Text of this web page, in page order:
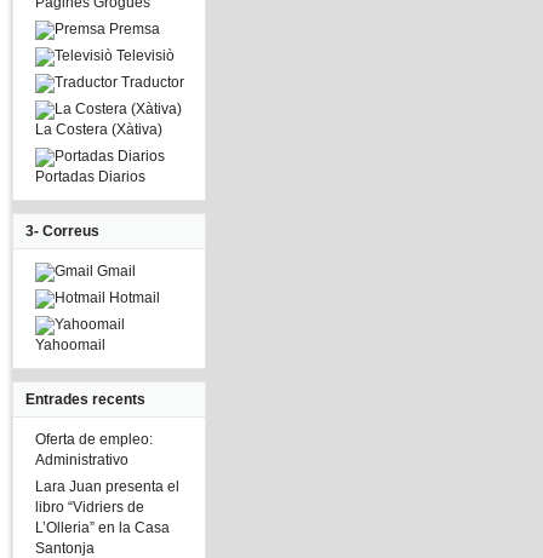
Premsa
Televisiò
Traductor
La Costera (Xàtiva)
Portadas Diarios
3- Correus
Gmail
Hotmail
Yahoomail
Entrades recents
Oferta de empleo:
Administrativo
Lara Juan presenta el
libro “Vidriers de
L’Olleria” en la Casa
Santonja